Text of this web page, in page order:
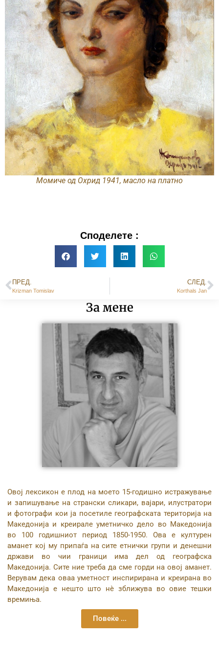
Момиче од Охрид 1941, масло на платно
Споделете :
ПРЕД.
Krizman Tomislav
СЛЕД.
Korthals Jan
За мене
Овој лексикон е плод на моето 15-годишно истражување
и запишување на странски сликари, вајари, илустратори
и фотографи кои ја посетиле географската територија на
Македонија и креирале уметничко дело во Македонија
во 100 годишниот период 1850-1950. Ова е културен
аманет кој му припаѓа на сите етнички групи и денешни
држави во чии граници има дел од географска
Македонија. Сите ние треба да сме горди на овој аманет.
Верувам дека оваа уметност инспирирана и креирана во
Македонија е нешто што нѐ зближува во овие тешки
времиња.
Повеќе ...